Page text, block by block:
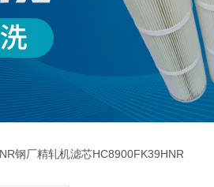
钢厂精轧机滤芯HC8900FK39HNR